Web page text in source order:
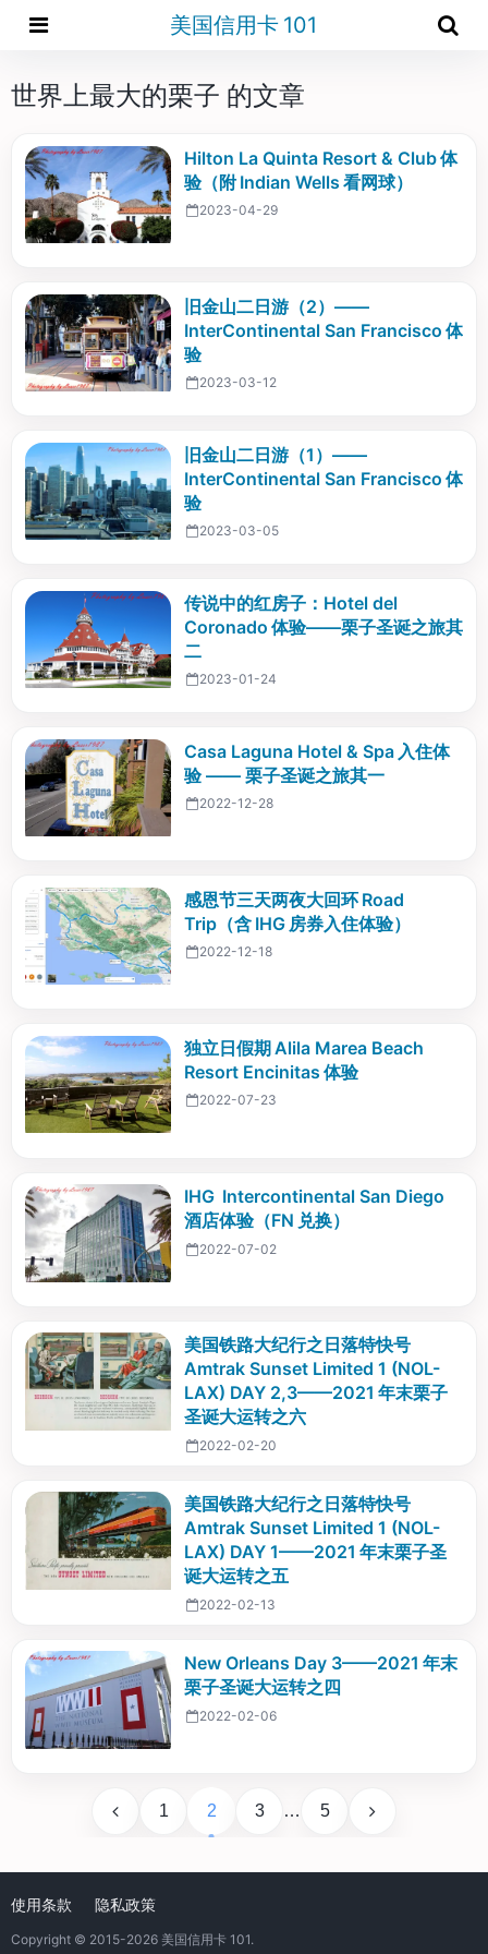
美国信用卡 101
世界上最大的栗子 的文章
Hilton La Quinta Resort & Club 体
验（附 Indian Wells 看网球）
2023-04-29
旧金山二日游（2）——
InterContinental San Francisco 体
验
2023-03-12
旧金山二日游（1）——
InterContinental San Francisco 体
验
2023-03-05
传说中的红房子：Hotel del
Coronado 体验——栗子圣诞之旅其
二
2023-01-24
Casa Laguna Hotel & Spa 入住体
验 —— 栗子圣诞之旅其一
2022-12-28
感恩节三天两夜大回环 Road
Trip（含 IHG 房券入住体验）
2022-12-18
独立日假期 Alila Marea Beach
Resort Encinitas 体验
2022-07-23
IHG Intercontinental San Diego
酒店体验（FN 兑换）
2022-07-02
美国铁路大纪行之日落特快号
Amtrak Sunset Limited 1 (NOL-
LAX) DAY 2,3——2021 年末栗子
圣诞大运转之六
2022-02-20
美国铁路大纪行之日落特快号
Amtrak Sunset Limited 1 (NOL-
LAX) DAY 1——2021 年末栗子圣
诞大运转之五
2022-02-13
New Orleans Day 3——2021 年末
栗子圣诞大运转之四
2022-02-06
1 2 3 … 5
使用条款 隐私政策
Copyright © 2015-2026 美国信用卡 101.